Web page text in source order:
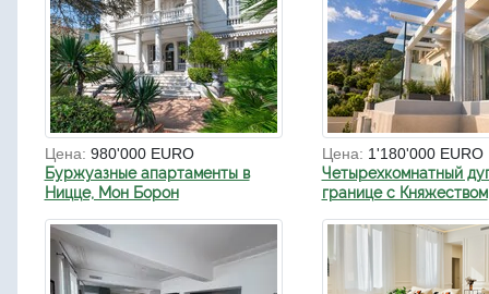
Цена: 980'000 EURO
Буржуазные апартаменты в
Ницце, Мон Борон
Цена: 1'180'000 EURO
Четырехкомнатный
границе с Княжеством